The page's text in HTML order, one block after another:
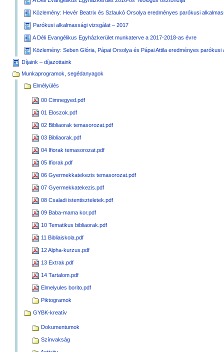
Közlemény: Hevér Beatrix és Szlaukó Orsolya eredményes parókusi
Parókusi alkalmassági vizsgálat – 2017
A Déli Evangélikus Egyházkerület munkaterve a 2017-2018-as évre
Közlemény: Seben Glória, Pápai Orsolya és Pápai Attila eredményes
Díjaink – díjazottaink
Munkaprogramok, segédanyagok
Elmélyülés
00 Cimnegyed.pdf
01 Eloszok.pdf
02 Bibliaorak temasorozat.pdf
03 Bibliaorak.pdf
04 Ifiorak temasorozat.pdf
05 Ifiorak.pdf
06 Gyermekkatekezis temasorozat.pdf
07 Gyermekkatekezis.pdf
08 Csaladi istentiszteletek.pdf
09 Baba-mama kor.pdf
10 Tematikus bibliaorak.pdf
11 Bibliaiskola.pdf
12 Alpha-kurzus.pdf
13 Extrak.pdf
14 Tartalom.pdf
Elmelyules borito.pdf
Piktogramok
GYBK-kreatív
Dokumentumok
Színvakság